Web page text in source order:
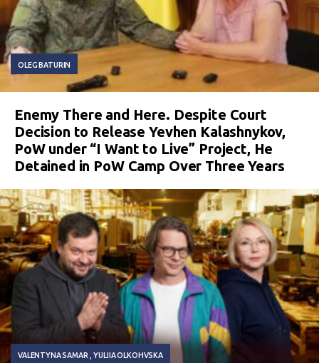
OLEG BATURIN
Enemy There and Here. Despite Court
Decision to Release Yevhen Kalashnykov,
PoW under “I Want to Live” Project, He
Detained in PoW Camp Over Three Years
VALENTYNA SAMAR YULIIA OLKOHVSKA